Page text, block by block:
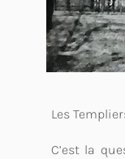
Les
C’est la